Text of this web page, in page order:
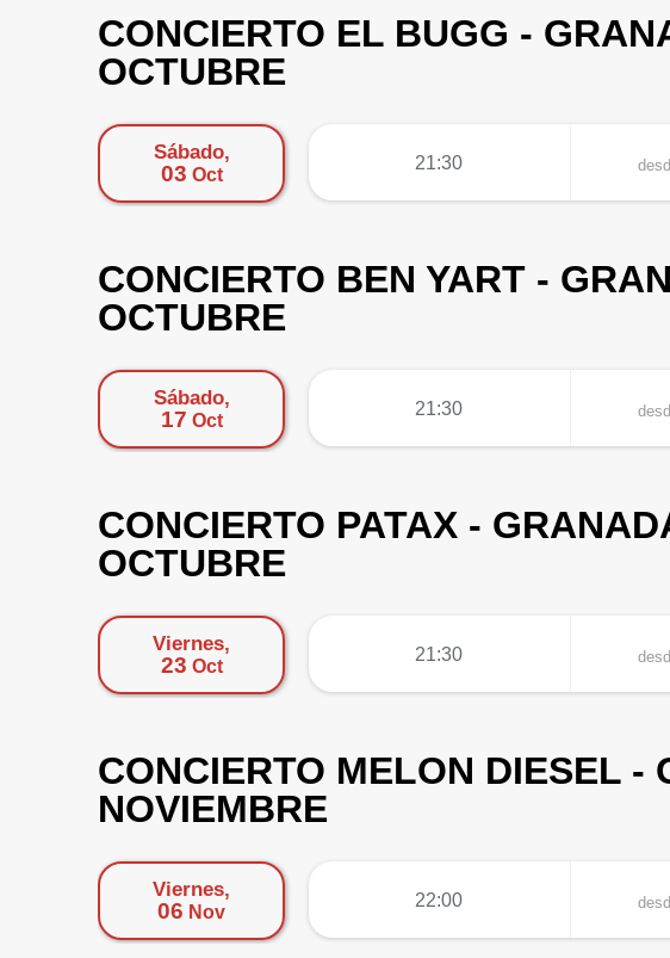
CONCIERTO EL BUGG -
OCTUBRE
Sábado,
03 Oct
21:30
CONCIERTO BEN YART -
OCTUBRE
Sábado,
17 Oct
21:30
CONCIERTO PATAX -
OCTUBRE
Viernes,
23 Oct
21:30
CONCIERTO MELON DIESEL
NOVIEMBRE
Viernes,
06 Nov
22:00